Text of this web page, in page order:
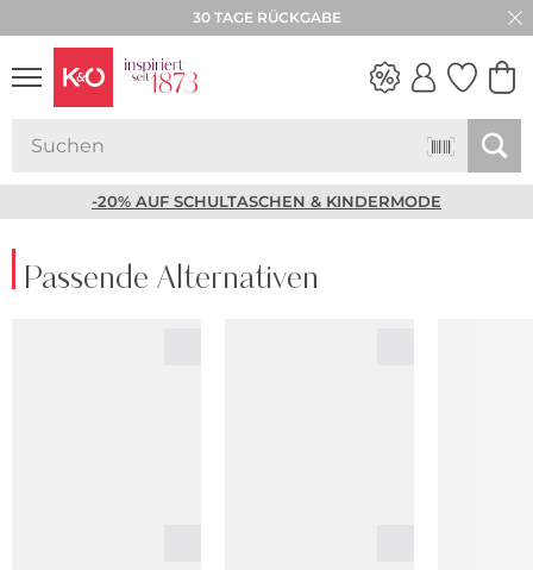
30 TAGE RÜCKGABE
-20% AUF SCHULTASCHEN & KINDERMODE
Passende Alternativen